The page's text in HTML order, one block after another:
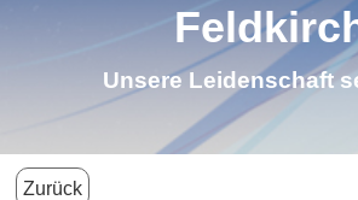
Feldkirc
Unsere Leidenschaft
Zurück